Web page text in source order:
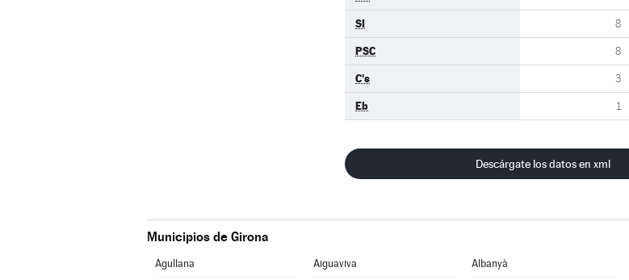
SI 8
PSC 8
C's 3
Eb 1
Descárgate los datos en xml
Municipios de Girona
Agullana Aiguaviva Albanyà